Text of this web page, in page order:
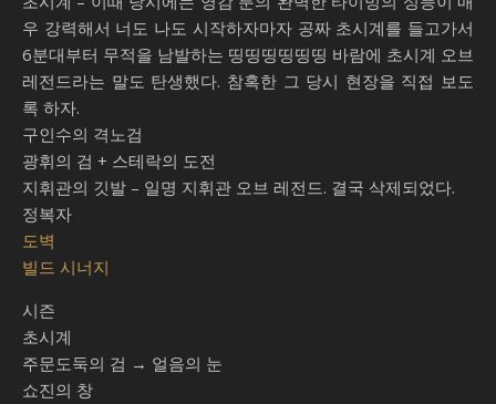
우 강력해서 너도 나도 시작하자마자 공짜 초시계를 들고가서
6분대부터 무적을 남발하는 띵띵띵띵띵띵 바람에 초시계 오브
레전드라는 말도 탄생했다. 참혹한 그 당시 현장을 직접 보도
록 하자.
구인수의 격노검
광휘의 검 + 스테락의 도전
지휘관의 깃발 – 일명 지휘관 오브 레전드. 결국 삭제되었다.
정복자
도벽
빌드 시너지
시즌
초시계
주문도둑의 검 → 얼음의 눈
쇼진의 창